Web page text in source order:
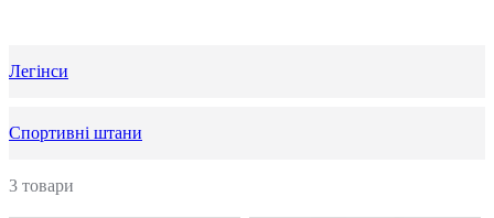
Легінси
Спортивні штани
3 товари